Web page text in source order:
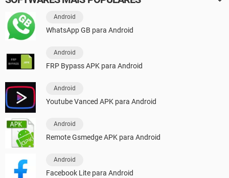
Android
WhatsApp GB para Android
Android
FRP Bypass APK para Android
Android
Youtube Vanced APK para Android
Android
Remote Gsmedge APK para Android
Android
Facebook Lite para Android